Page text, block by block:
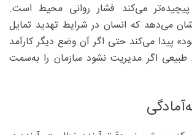
می‌کند فشار روانی محیط است.
می‌دهد که انسان در شرایط تهدید تمایل
پیدا می‌کند حتی اگر آن وضع دیگر کارآمد
طبیعی اگر مدیریت نشود سازمان را به‌سمت